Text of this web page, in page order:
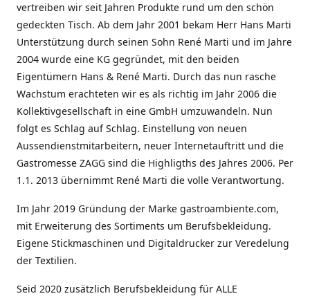
vertreiben wir seit Jahren Produkte rund um den schön
gedeckten Tisch. Ab dem Jahr 2001 bekam Herr Hans Marti
Unterstützung durch seinen Sohn René Marti und im Jahre
2004 wurde eine KG gegründet, mit den beiden
Eigentümern Hans & René Marti. Durch das nun rasche
Wachstum erachteten wir es als richtig im Jahr 2006 die
Kollektivgesellschaft in eine GmbH umzuwandeln. Nun
folgt es Schlag auf Schlag. Einstellung von neuen
Aussendienstmitarbeitern, neuer Internetauftritt und die
Gastromesse ZAGG sind die Highligths des Jahres 2006. Per
1.1. 2013 übernimmt René Marti die volle Verantwortung.
Im Jahr 2019 Gründung der Marke gastroambiente.com,
mit Erweiterung des Sortiments um Berufsbekleidung.
Eigene Stickmaschinen und Digitaldrucker zur Veredelung
der Textilien.
Seid 2020 zusätzlich Berufsbekleidung für ALLE